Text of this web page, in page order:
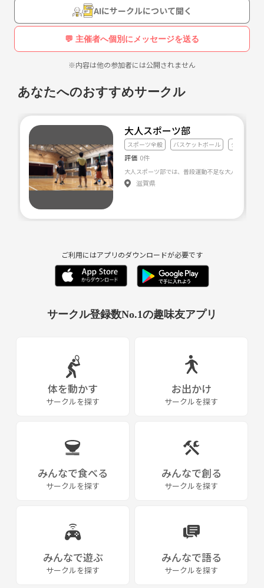
AIにサークルについて聞く
💬 主催者へ個別にメッセージを送る
※内容は他の参加者には公開されません
あなたへのおすすめサークル
大人スポーツ部
スポーツ全般 バスケットボール ダイエット
評価 0件
大人スポーツ部では、普段運動不足な大人達が週
滋賀県
ご利用にはアプリのダウンロードが必要です
サークル登録数No.1の趣味友アプリ
体を動かす
サークルを探す
お出かけ
サークルを探す
みんなで食べる
サークルを探す
みんなで創る
サークルを探す
みんなで遊ぶ
サークルを探す
みんなで語る
サークルを探す